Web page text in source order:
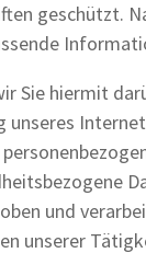
geschützt.
Sie hiermit
unseres
und
unserer